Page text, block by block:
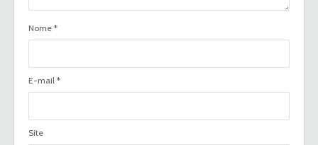
Nome *
E-mail *
Site